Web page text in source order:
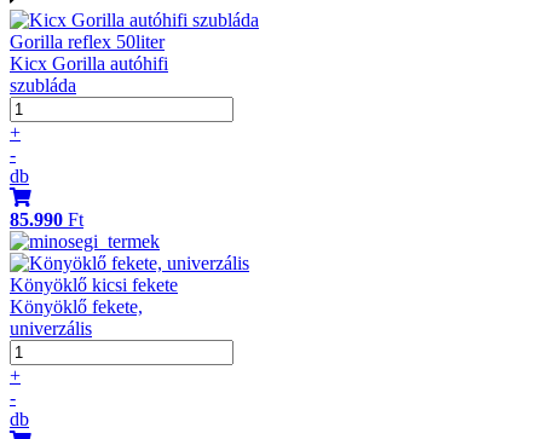
Gorilla reflex 50liter
Kicx Gorilla autóhifi
szubláda
+
-
db
85.990 Ft
Könyöklő kicsi fekete
Könyöklő fekete,
univerzális
+
-
db